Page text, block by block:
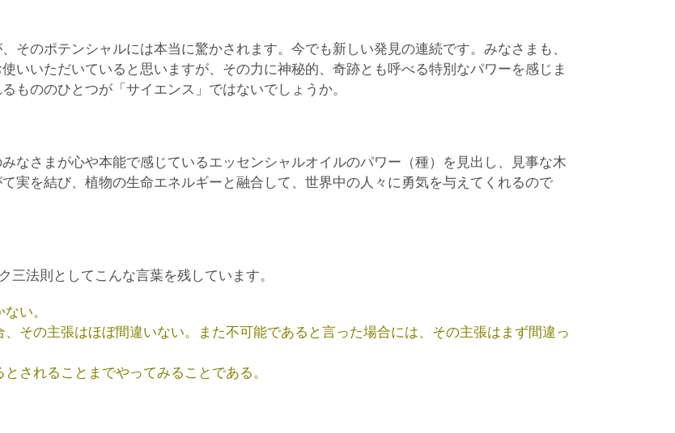
そのポテンシャルには本当に驚かされます。今でも新しい発見の連続です。みなさまも、
いいただいていると思いますが、その力に神秘的、奇跡とも呼べる特別なパワーを感じま
ののひとつが「サイエンス」ではないでしょうか。
なさまが心や本能で感じているエッセンシャルオイルのパワー（種）を見出し、見事な木
実を結び、植物の生命エネルギーと融合して、世界中の人々に勇気を与えてくれるので
法則としてこんな言葉を残しています。
い。
その主張はほぼ間違いない。また不可能であると言った場合には、その主張はまず間違っ
されることまでやってみることである。